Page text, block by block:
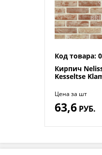
Код товара:
Кирпич
Kesseltse
Цена за шт
63,6РУБ.